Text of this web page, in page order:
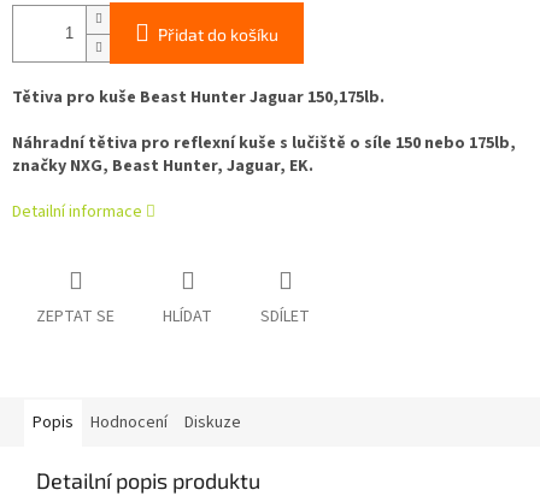
Přidat do košíku
Tětiva pro kuše Beast Hunter Jaguar 150,175lb.
Náhradní tětiva pro reflexní kuše s lučiště o síle 150 nebo 175lb,
značky NXG, Beast Hunter, Jaguar, EK.
Detailní informace
ZEPTAT SE HLÍDAT SDÍLET
Popis Hodnocení Diskuze
Detailní popis produktu